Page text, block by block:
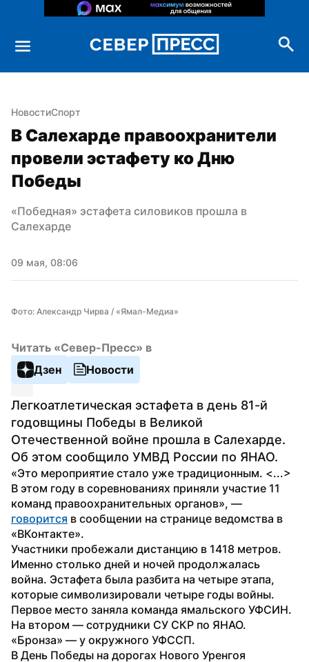
НовостиСпорт
В Салехарде правоохранители
провели эстафету ко Дню
Победы
«Победная» эстафета силовиков прошла в
Салехарде
09 мая, 08:06
Фото: Александр Чирва / «Ямал-Медиа»
Читать «Север-Пресс» в
Дзен
Новости
Легкоатлетическая эстафета в день 81-й
годовщины Победы в Великой
Отечественной войне прошла в Салехарде.
Об этом сообщило УМВД России по ЯНАО.
«Это мероприятие стало уже традиционным. <...>
В этом году в соревнованиях приняли участие 11
говорится в сообщении на странице ведомства в
«ВКонтакте».
Участники пробежали дистанцию в 1418 метров.
Именно столько дней и ночей продолжалась
война. Эстафета была разбита на четыре этапа,
которые символизировали четыре годы войны.
Первое место заняла команда ямальского УФСИН.
На втором — сотрудники СУ СКР по ЯНАО.
«Бронза» — у окружного УФССП.